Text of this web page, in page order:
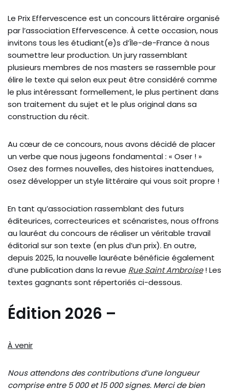
Le Prix Effervescence est un concours littéraire organisé
par l’association Effervescence. À cette occasion, nous
invitons tous les étudiant(e)s d’Île-de-France à nous
soumettre leur production. Un jury rassemblant
plusieurs membres de nos masters se rassemble pour
élire le texte qui selon eux peut être considéré comme
le plus intéressant formellement, le plus pertinent dans
son traitement du sujet et le plus original dans sa
construction du récit.
Au cœur de ce concours, nous avons décidé de placer
un verbe que nous jugeons fondamental : « Oser ! »
Osez des formes nouvelles, des histoires inattendues,
osez développer un style littéraire qui vous soit propre !
En tant qu’association rassemblant des futurs
éditeurices, correcteurices et scénaristes, nous offrons
au lauréat du concours de réaliser un véritable travail
éditorial sur son texte (en plus d’un prix). En outre,
depuis 2025, la nouvelle lauréate bénéficie également
d’une publication dans la revue Rue Saint Ambroise! Les
textes gagnants sont répertoriés ci-dessous.
Édition 2026 –
À venir
Nous attendons des contributions d’une longueur
comprise entre 5 000 et 15 000 signes. Merci de bien